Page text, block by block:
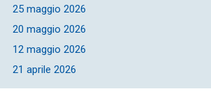
25 maggio 2026
20 maggio 2026
12 maggio 2026
21 aprile 2026